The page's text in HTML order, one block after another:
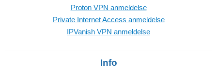
Proton VPN anmeldelse
Private Internet Access anmeldelse
IPVanish VPN anmeldelse
Info